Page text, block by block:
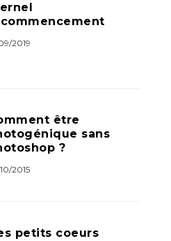
2019
être
sans
?
2015
petits coeurs